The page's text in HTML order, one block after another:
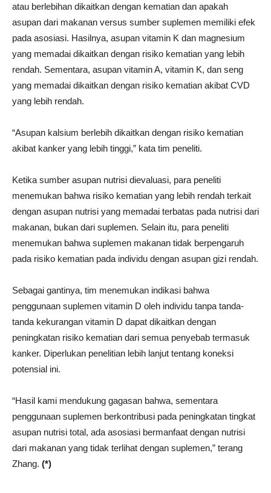
atau berlebihan dikaitkan dengan kematian dan apakah
asupan dari makanan versus sumber suplemen memiliki efek
pada asosiasi. Hasilnya, asupan vitamin K dan magnesium
yang memadai dikaitkan dengan risiko kematian yang lebih
rendah. Sementara, asupan vitamin A, vitamin K, dan seng
yang memadai dikaitkan dengan risiko kematian akibat CVD
yang lebih rendah.
“Asupan kalsium berlebih dikaitkan dengan risiko kematian
akibat kanker yang lebih tinggi,” kata tim peneliti.
Ketika sumber asupan nutrisi dievaluasi, para peneliti
menemukan bahwa risiko kematian yang lebih rendah terkait
dengan asupan nutrisi yang memadai terbatas pada nutrisi dari
makanan, bukan dari suplemen. Selain itu, para peneliti
menemukan bahwa suplemen makanan tidak berpengaruh
pada risiko kematian pada individu dengan asupan gizi rendah.
Sebagai gantinya, tim menemukan indikasi bahwa
penggunaan suplemen vitamin D oleh individu tanpa tanda-
tanda kekurangan vitamin D dapat dikaitkan dengan
peningkatan risiko kematian dari semua penyebab termasuk
kanker. Diperlukan penelitian lebih lanjut tentang koneksi
potensial ini.
“Hasil kami mendukung gagasan bahwa, sementara
penggunaan suplemen berkontribusi pada peningkatan tingkat
asupan nutrisi total, ada asosiasi bermanfaat dengan nutrisi
dari makanan yang tidak terlihat dengan suplemen,” terang
Zhang. (*)